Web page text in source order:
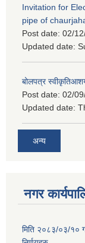
Invitation for
pipe of
Post date: 02/
Updated date:
बोलपत्र
Post date: 02/
Updated date:
अन्य
नगर
मिति २०८३/०३/१०